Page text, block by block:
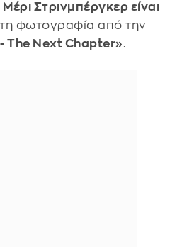
Στρινμπέργκερ είναι
φωτογραφία από την
The Next Chapter».